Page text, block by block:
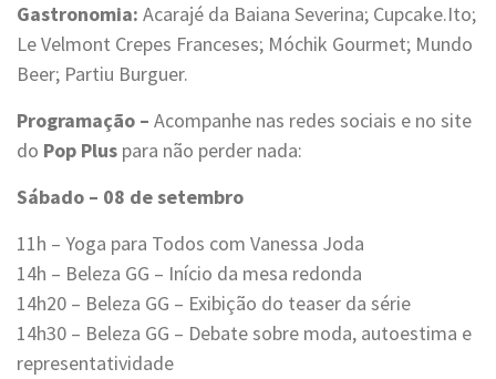
Gastronomia: Acarajé da Baiana Severina; Cupcake.Ito;
Le Velmont Crepes Franceses; Móchik Gourmet; Mundo
Beer; Partiu Burguer.
Programação – Acompanhe nas redes sociais e no site
do Pop Plus para não perder nada:
Sábado – 08 de setembro
11h – Yoga para Todos com Vanessa Joda
14h – Beleza GG – Início da mesa redonda
14h20 – Beleza GG – Exibição do teaser da série
14h30 – Beleza GG – Debate sobre moda, autoestima e
representatividade